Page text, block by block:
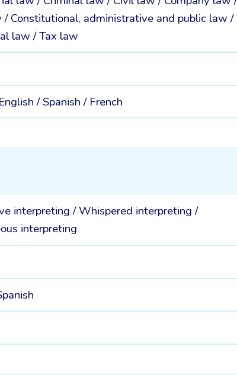
/Constitutional, administrative and public law /
law /Tax law
English /Spanish / French
interpreting/Whispered interpreting/
interpreting